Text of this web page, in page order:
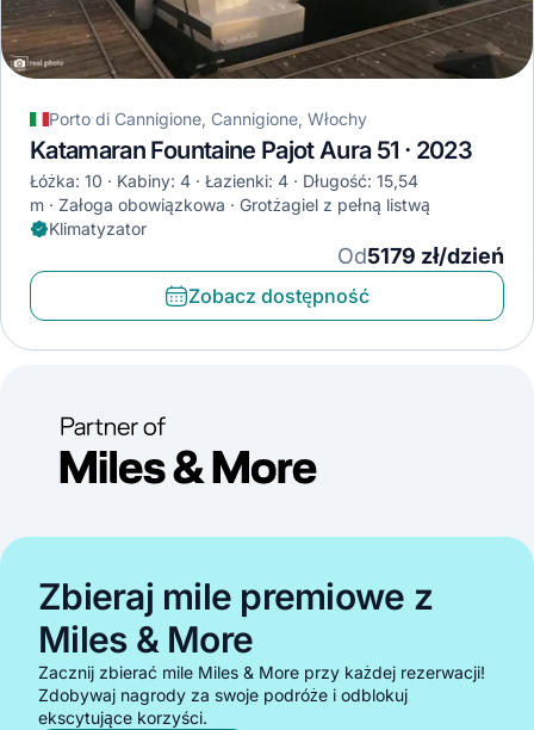
Porto di Cannigione, Cannigione, Włochy
Katamaran Fountaine Pajot Aura 51 · 2023
Łóżka: 10 Kabiny: 4 Łazienki: 4
Długość: 15,54
m
Załoga obowiązkowa
Grotżagiel z pełną listwą
Klimatyzator
Od5179 zł/dzień
Zobacz dostępność
Zbieraj mile premiowe z
Miles & More
Zacznij zbierać mile Miles & More przy każdej rezerwacji!
Zdobywaj nagrody za swoje podróże i odblokuj
ekscytujące korzyści.